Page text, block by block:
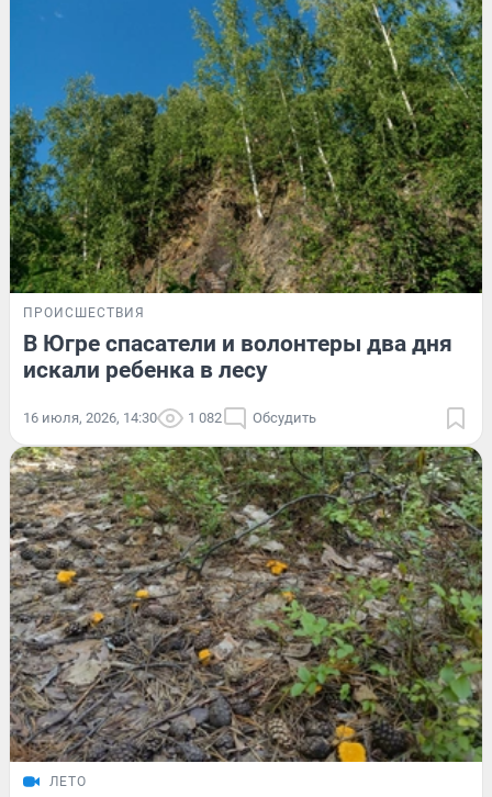
ПРОИСШЕСТВИЯ
В Югре спасатели и волонтеры два дня
искали ребенка в лесу
16 июля, 2026, 14:30 1 082 Обсудить
ЛЕТО